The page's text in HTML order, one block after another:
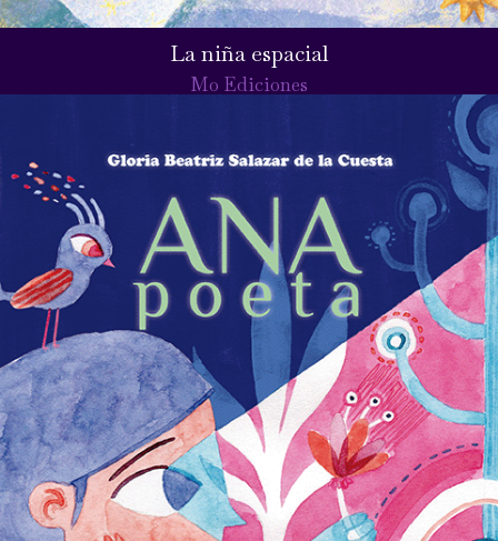
La niña espacial
Mo Ediciones